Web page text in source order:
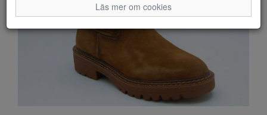
Läs mer om cookies